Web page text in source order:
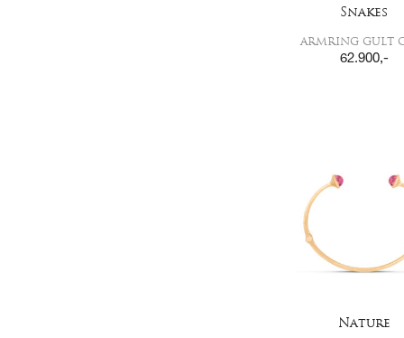
Snakes
ARMRING GULT
62.900,-
Nature